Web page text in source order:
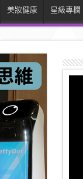
美妝健康 星級專欄